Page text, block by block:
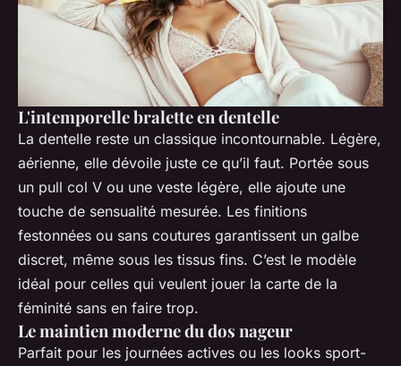
L'intemporelle bralette en dentelle
La dentelle reste un classique incontournable. Légère,
aérienne, elle dévoile juste ce qu’il faut. Portée sous
un pull col V ou une veste légère, elle ajoute une
touche de sensualité mesurée. Les finitions
festonnées ou sans coutures garantissent un galbe
discret, même sous les tissus fins. C’est le modèle
idéal pour celles qui veulent jouer la carte de la
féminité sans en faire trop.
Le maintien moderne du dos nageur
Parfait pour les journées actives ou les looks sport-